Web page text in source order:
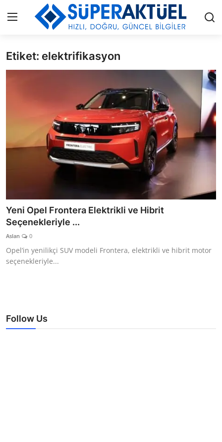
Giriş Kayıt Ol
HAKKIMIZDA
MÜZİK
TEKNOLOJİ
BİLGİ
ÖNEMLİ GÜNLER
Etiket: elektrifikasyon
Yeni Opel Frontera Elektrikli ve Hibrit
Seçenekleriyle ...
Aslan 0
Opel’in yenilikçi SUV modeli Frontera, elektrikli ve hibrit motor
seçenekleriyle...
Follow Us